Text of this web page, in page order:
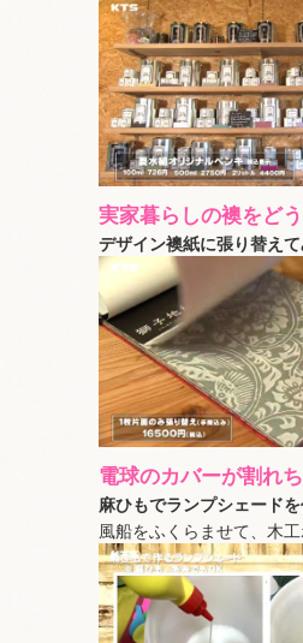
実家暮らしの襖をど
デザイン襖紙に張り替え
電球のカバーが割れ
麻ひもでランプシェード
風船をふくらませて、木